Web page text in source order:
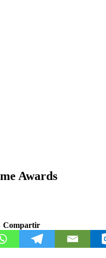
Awards
Compartir